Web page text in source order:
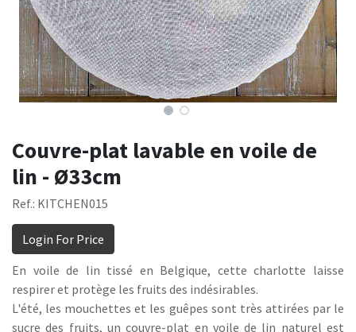
Couvre-plat lavable en voile de
lin - Ø33cm
Ref.: KITCHEN015
Login For Price
En voile de lin tissé en Belgique, cette charlotte laisse
respirer et protège les fruits des indésirables.
L'été, les mouchettes et les guêpes sont très attirées par le
sucre des fruits, un couvre-plat en voile de lin naturel est